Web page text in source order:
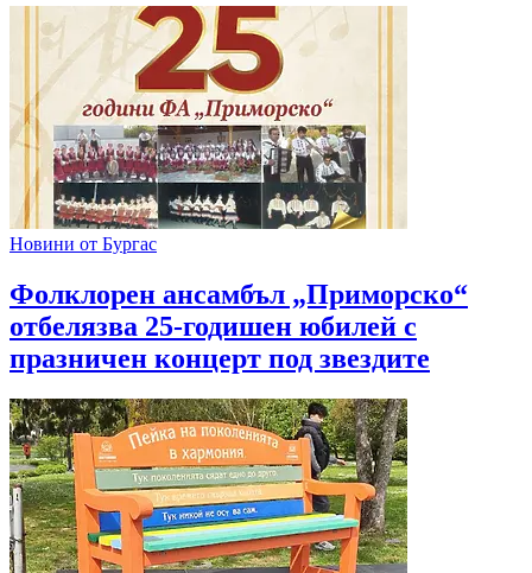
Новини от Бургас
Фолклорен ансамбъл „Приморско“
отбелязва 25-годишен юбилей с
празничен концерт под звездите